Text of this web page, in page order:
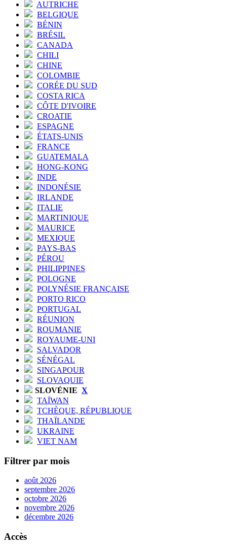
AUTRICHE
BELGIQUE
BÉNIN
BRÉSIL
CANADA
CHILI
CHINE
COLOMBIE
CORÉE DU SUD
COSTA RICA
CÔTE D'IVOIRE
CROATIE
ESPAGNE
ÉTATS-UNIS
FRANCE
GUATEMALA
HONG-KONG
INDE
INDONÉSIE
IRLANDE
ITALIE
MARTINIQUE
MAURICE
MEXIQUE
PAYS-BAS
PÉROU
PHILIPPINES
POLOGNE
POLYNÉSIE FRANÇAISE
PORTO RICO
PORTUGAL
RÉUNION
ROUMANIE
ROYAUME-UNI
SALVADOR
SÉNÉGAL
SINGAPOUR
SLOVAQUIE
SLOVÉNIE X
TAÏWAN
TCHÈQUE, RÉPUBLIQUE
THAÏLANDE
UKRAINE
VIET NAM
Filtrer par mois
août 2026
septembre 2026
octobre 2026
novembre 2026
décembre 2026
Accès